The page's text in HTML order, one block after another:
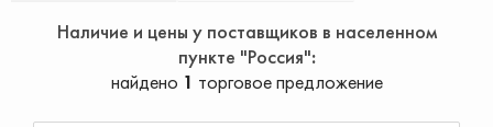
Наличие и цены у поставщиков в населенном
пункте "Россия"
найдено 1 торговое предложение